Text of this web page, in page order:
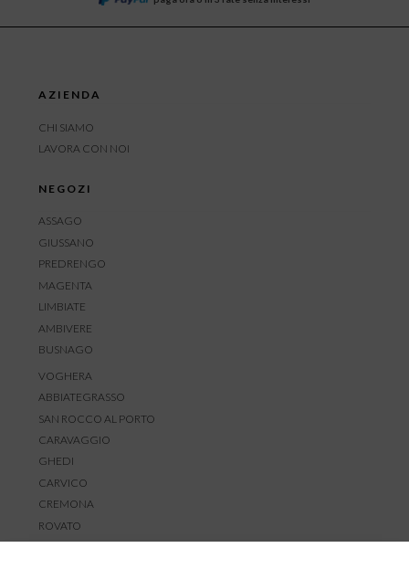
AZIENDA
CHI SIAMO
LAVORA CON NOI
NEGOZI
ASSAGO
GIUSSANO
PREDRENGO
MAGENTA
LIMBIATE
AMBIVERE
BUSNAGO
VOGHERA
ABBIATEGRASSO
SAN ROCCO AL PORTO
CARAVAGGIO
GHEDI
CARVICO
CREMONA
ROVATO